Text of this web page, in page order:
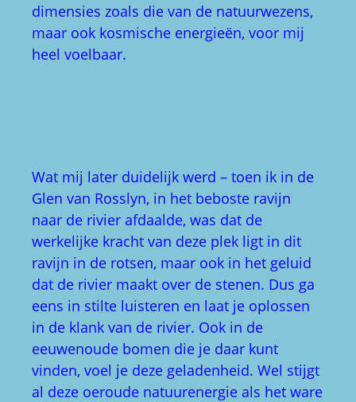
dimensies zoals die van de natuurwezens,
maar ook kosmische energieën, voor mij
heel voelbaar.
Wat mij later duidelijk werd – toen ik in de
Glen van Rosslyn, in het beboste ravijn
naar de rivier afdaalde, was dat de
werkelijke kracht van deze plek ligt in dit
ravijn in de rotsen, maar ook in het geluid
dat de rivier maakt over de stenen. Dus ga
eens in stilte luisteren en laat je oplossen
in de klank van de rivier. Ook in de
eeuwenoude bomen die je daar kunt
vinden, voel je deze geladenheid. Wel stijgt
al deze oeroude natuurenergie als het ware